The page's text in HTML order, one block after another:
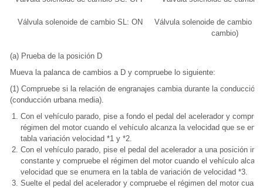
Válvula solenoide de cambio SL: ON
Válvula solenoide de cambio
cambio)
(a) Prueba de la posición D
Mueva la palanca de cambios a D y compruebe lo siguiente:
(1) Compruebe si la relación de engranajes cambia durante la conducción
(conducción urbana media).
Con el vehículo parado, pise a fondo el pedal del acelerador y
régimen del motor cuando el vehículo alcanza la velocidad que se
tabla variación velocidad *1 y *2.
Con el vehículo parado, pise el pedal del acelerador a una posición
constante y compruebe el régimen del motor cuando el vehículo
velocidad que se enumera en la tabla de variación de velocidad *3.
Suelte el pedal del acelerador y compruebe el régimen del motor